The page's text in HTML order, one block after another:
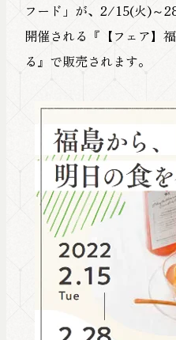
フード」が、2/15(火)～
開催される『【フェア】
る』で販売されます。